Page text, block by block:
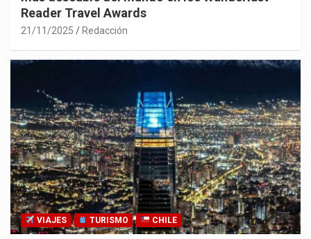
Reader Travel Awards
21/11/2025 Redacción
VIAJES TURISMO CHILE